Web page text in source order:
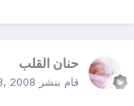
حنان القلب
قام بنشر 2008